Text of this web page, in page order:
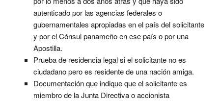
autenticado por las agencias federales o
gubernamentales apropiadas en el país del solicitante
y por el Cónsul panameño en ese país o por una
Apostilla.
Prueba de residencia legal si el solicitante no es
ciudadano pero es residente de una nación amiga.
Documentación que indique que el solicitante es
miembro de la Junta Directiva o accionista